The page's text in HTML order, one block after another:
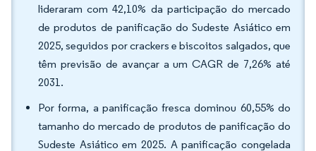
lideraram com 42,10% da participação do mercado
de produtos de panificação do Sudeste Asiático em
2025, seguidos por crackers e biscoitos salgados, que
têm previsão de avançar a um CAGR de 7,26% até
2031.
Por forma, a panificação fresca dominou 60,55% do
tamanho do mercado de produtos de panificação do
Sudeste Asiático em 2025. A panificação congelada